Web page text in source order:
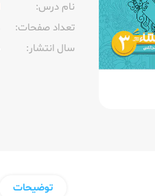
نام درس:
تعداد صفحات:‌
سال انتشار:‌
توضیحات